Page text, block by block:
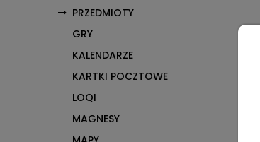
PRZEDMIOTY
GRY
KALENDARZE
KARTKI POCZTOWE
LOQI
MAGNESY